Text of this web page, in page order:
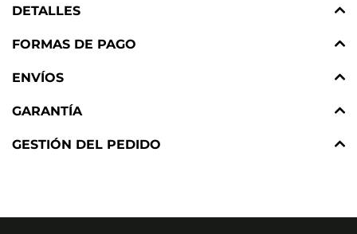
DETALLES
FORMAS DE PAGO
ENVÍOS
GARANTÍA
GESTIÓN DEL PEDIDO